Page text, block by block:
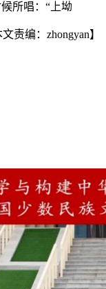
所唱：“上坳
文责编：zhongyan】